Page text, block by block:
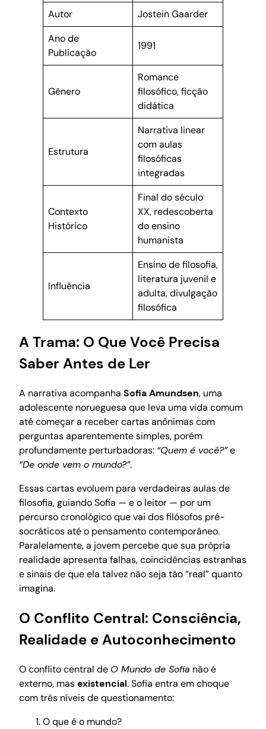
Autor
Jostein Gaarder
Ano de
Publicação
1991
Gênero
Romance
filosófico, ficção
didática
Estrutura
Narrativa linear
com aulas
filosóficas
integradas
Contexto
Histórico
Final do século
XX, redescoberta
do ensino
humanista
Influência
Ensino de filosofia,
literatura juvenil e
adulta, divulgação
filosófica
A Trama: O Que Você Precisa
Saber Antes de Ler
A narrativa acompanha Sofia Amundsen, uma
adolescente norueguesa que leva uma vida comum
até começar a receber cartas anônimas com
perguntas aparentemente simples, porém
profundamente perturbadoras: “Quem é você?”e
“De onde vem o mundo?”.
Essas cartas evoluem para verdadeiras aulas de
filosofia, guiando Sofia — e o leitor — por um
percurso cronológico que vai dos filósofos pré-
socráticos até o pensamento contemporâneo.
Paralelamente, a jovem percebe que sua própria
realidade apresenta falhas, coincidências estranhas
e sinais de que ela talvez não seja tão “real” quanto
imagina.
O Conflito Central: Consciência,
Realidade e Autoconhecimento
O conflito central de O Mundo de Sofia não é
externo, masexistencial. Sofia entra em choque
com três níveis de questionamento:
O que é o mundo?